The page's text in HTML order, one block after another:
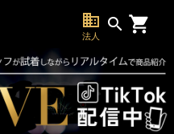
business
法人
search